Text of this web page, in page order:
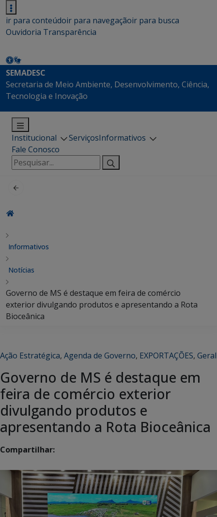
ir para conteúdoir para navegaçãoir para busca
Ouvidoria Transparência
SEMADESC
Secretaria de Meio Ambiente, Desenvolvimento, Ciência,
Tecnologia e Inovação
Institucional ServiçosInformativos
Fale Conosco
Pesquisar
por:
Informativos
Notícias
Governo de MS é destaque em feira de comércio
exterior divulgando produtos e apresentando a Rota
Bioceânica
Ação Estratégica, Agenda de Governo, EXPORTAÇÕES, Geral
Governo de MS é destaque em
feira de comércio exterior
divulgando produtos e
apresentando a Rota Bioceânica
Compartilhar: